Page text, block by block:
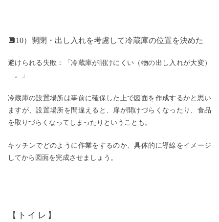
🔲10）開閉・出し入れを考慮して冷蔵庫の位置を決めた
避けられる失敗：「冷蔵庫が開けにくい（物の出し入れが大変）
…。」
冷蔵庫の設置場所は事前に確保した上で図面を作成するかと思い
ますが、設置場所を間違えると、扉が開けづらくなったり、食品
を取りづらくなってしまったりということも。
キッチンでどのように作業をするのか、具体的に導線をイメージ
してから図面を完成させましょう。
【トイレ】